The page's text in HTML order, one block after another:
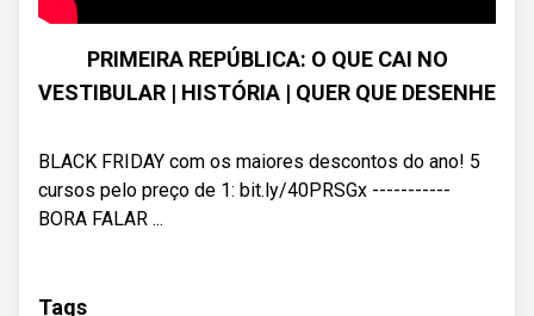
PRIMEIRA REPÚBLICA: O QUE CAI NO
VESTIBULAR | HISTÓRIA | QUER QUE DESENHE
BLACK FRIDAY com os maiores descontos do ano! 5
cursos pelo preço de 1: bit.ly/40PRSGx -----------
BORA FALAR ...
Tags